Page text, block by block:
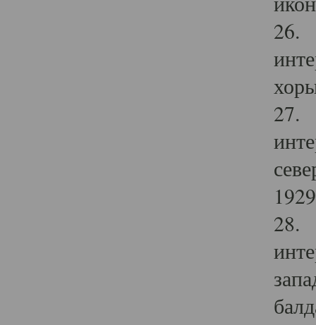
26.
27.
28.